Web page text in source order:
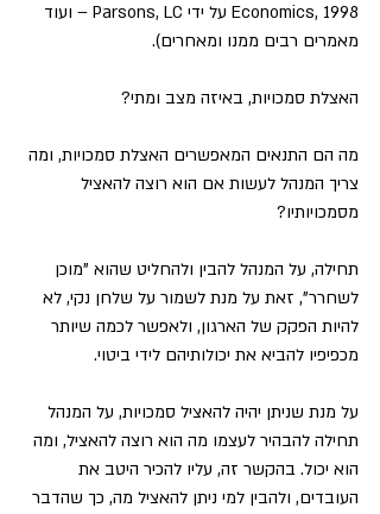
Economics, 1998 על ידי Parsons, LC – ועוד
מאמרים רבים ממנו ומאחרים).
האצלת סמכויות, באיזה מצב ומתי?
מה הם התנאים המאפשרים האצלת סמכויות, ומה
צריך המנהל לעשות אם הוא רוצה להאציל
מסמכויותיו?
תחילה, על המנהל להבין ולהחליט שהוא "מוכן
לשחרר", זאת על מנת לשמור על שלחן נקי, לא
להיות הפקק של הארגון, ולאפשר לכמה שיותר
מכפיפיו להביא את יכולותיהם לידי ביטוי.
על מנת שניתן יהיה להאציל סמכויות, על המנהל
תחילה להבהיר לעצמו מה הוא רוצה להאציל, ומה
הוא יכול. בהקשר זה, עליו להכיר היטב את
העובדים, ולהבין למי ניתן להאציל מה, כך שהדבר